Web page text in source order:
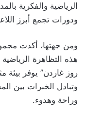
الرياضية والفكرية
ودورات تجمع أبرز
ومن جهتها، أكدت
هذه التظاهرة
روز غاردن” يوفر بيئة
وتبادل الخبرات بين
وراحة وهدوء.